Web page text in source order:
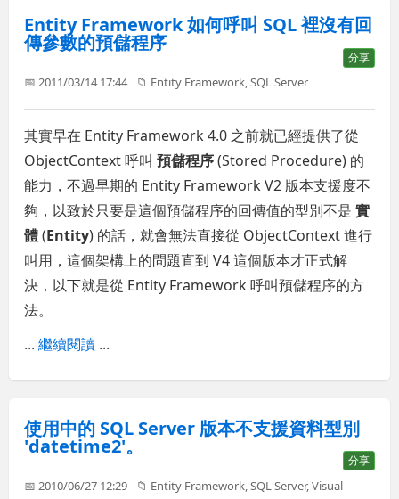
Entity Framework 如何呼叫 SQL 裡沒有回
傳參數的預儲程序
分享
📅 2011/03/14 17:44 📁 Entity Framework,SQL Server
其實早在 Entity Framework 4.0 之前就已經提供了從
ObjectContext 呼叫預儲程序(Stored Procedure) 的
能力，不過早期的 Entity Framework V2 版本支援度不
夠，以致於只要是這個預儲程序的回傳值的型別不是實
體(Entity) 的話，就會無法直接從 ObjectContext 進行
叫用，這個架構上的問題直到 V4 這個版本才正式解
決，以下就是從 Entity Framework 呼叫預儲程序的方
法。
...繼續閱讀 ...
使用中的 SQL Server 版本不支援資料型別
'datetime2'。
分享
📅 2010/06/27 12:29 📁 Entity Framework,SQL Server,Visual